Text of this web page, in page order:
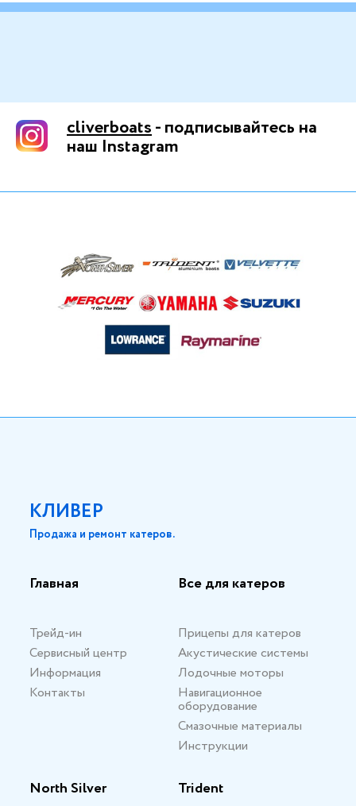
cliverboats- подписывайтесь на
наш Instagram
КЛИВЕР
Продажа и ремонт катеров.
Главная
Трейд-ин
Сервисный центр
Информация
Контакты
Все для катеров
Прицепы для катеров
Акустические системы
Лодочные моторы
Навигационное
оборудование
Смазочные материалы
Инструкции
North Silver Trident